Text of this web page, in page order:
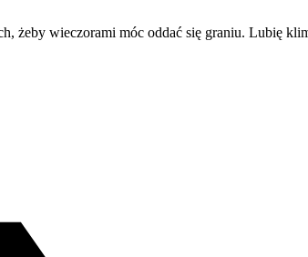
żeby wieczorami móc oddać się graniu. Lubię